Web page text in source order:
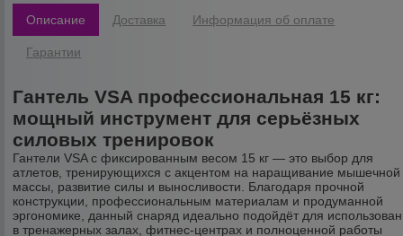
Описание Доставка Информация об оплате
Гарантии
Гантель VSA профессиональная 15 кг:
мощный инструмент для серьёзных
силовых тренировок
Гантели VSA с фиксированным весом 15 кг — это выбор для
атлетов, тренирующихся с акцентом на наращивание мышечной
массы, развитие силы и выносливости. Благодаря прочной
конструкции, профессиональным материалам и продуманной
эргономике, данный снаряд идеально подойдёт для
в тренажерных залах, фитнес-центрах и полноценной работы